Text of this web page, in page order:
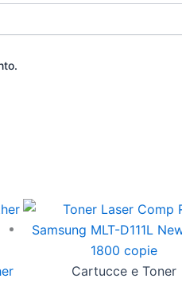
Cartucce e Toner